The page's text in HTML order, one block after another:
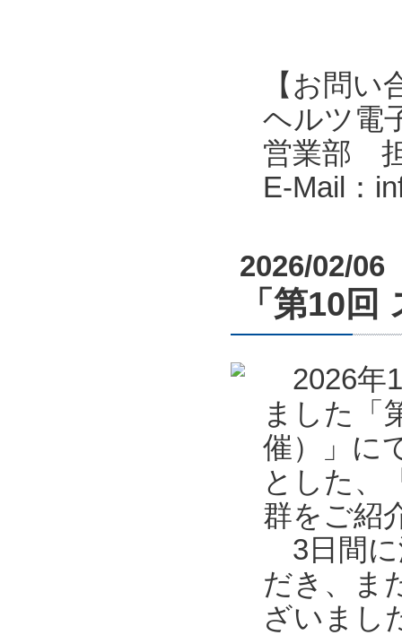
【お問い
ヘルツ電
営業部
E-Mail：
2026/02/06
「第10
2026年1
ました「
催）」に
とした、
群をご紹
3日間に
だき、ま
ざいまし